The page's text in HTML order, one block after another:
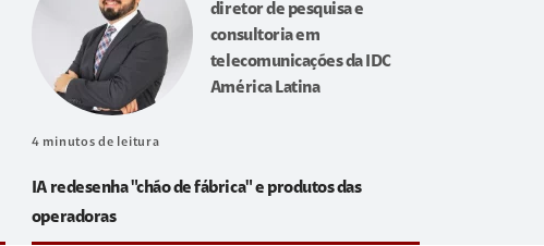
diretor de pesquisa e
consultoria em
telecomunicações da IDC
América Latina
4 minutos de leitura
IA redesenha "chão de fábrica" e produtos das
operadoras